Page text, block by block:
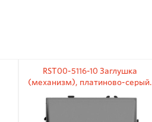
RST00-5116-10 Заглушка
(механизм), платиново-серый.